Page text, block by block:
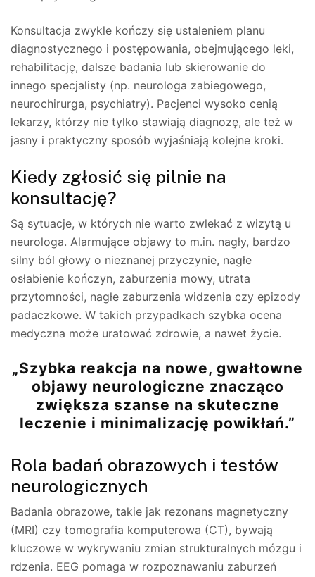
Konsultacja zwykle kończy się ustaleniem planu
diagnostycznego i postępowania, obejmującego leki,
rehabilitację, dalsze badania lub skierowanie do
innego specjalisty (np. neurologa zabiegowego,
neurochirurga, psychiatry). Pacjenci wysoko cenią
lekarzy, którzy nie tylko stawiają diagnozę, ale też w
jasny i praktyczny sposób wyjaśniają kolejne kroki.
Kiedy zgłosić się pilnie na
konsultację?
Są sytuacje, w których nie warto zwlekać z wizytą u
neurologa. Alarmujące objawy to m.in. nagły, bardzo
silny ból głowy o nieznanej przyczynie, nagłe
osłabienie kończyn, zaburzenia mowy, utrata
przytomności, nagłe zaburzenia widzenia czy epizody
padaczkowe. W takich przypadkach szybka ocena
medyczna może uratować zdrowie, a nawet życie.
„Szybka reakcja na nowe, gwałtowne
objawy neurologiczne znacząco
zwiększa szanse na skuteczne
leczenie i minimalizację powikłań.”
Rola badań obrazowych i testów
neurologicznych
Badania obrazowe, takie jak rezonans magnetyczny
(MRI) czy tomografia komputerowa (CT), bywają
kluczowe w wykrywaniu zmian strukturalnych mózgu i
rdzenia. EEG pomaga w rozpoznawaniu zaburzeń